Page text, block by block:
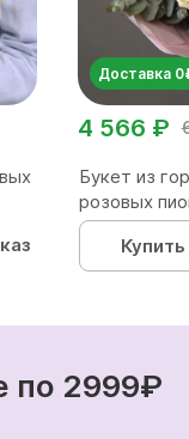
Доставка
4 566 ₽
Букет из
розовых
Купить
по 2999₽